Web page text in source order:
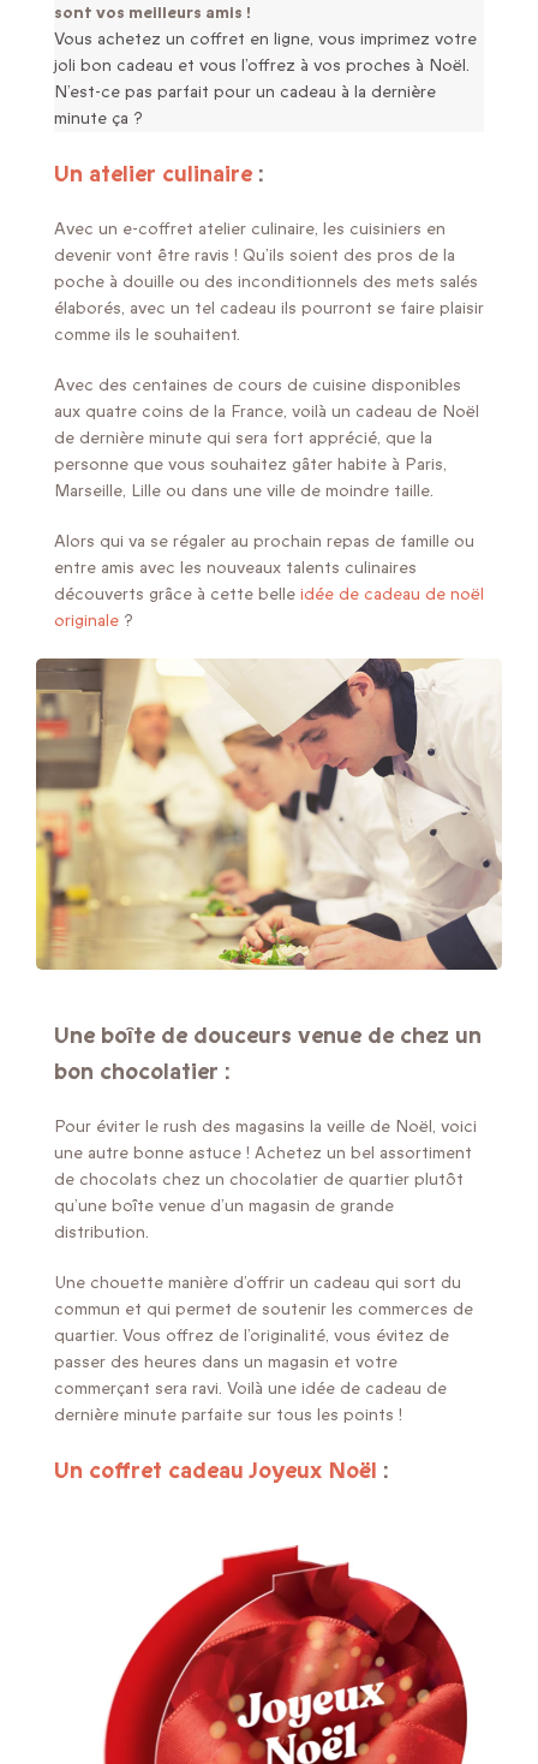
sont vos meilleurs amis !
Vous achetez un coffret en ligne, vous imprimez votre
joli bon cadeau et vous l’offrez à vos proches à Noël.
N’est-ce pas parfait pour un cadeau à la dernière
minute ça ?
Un atelier culinaire:
Avec un e-coffret atelier culinaire, les cuisiniers en
devenir vont être ravis ! Qu’ils soient des pros de la
poche à douille ou des inconditionnels des mets salés
élaborés, avec un tel cadeau ils pourront se faire plaisir
comme ils le souhaitent.
Avec des centaines de cours de cuisine disponibles
aux quatre coins de la France, voilà un cadeau de Noël
de dernière minute qui sera fort apprécié, que la
personne que vous souhaitez gâter habite à Paris,
Marseille, Lille ou dans une ville de moindre taille.
Alors qui va se régaler au prochain repas de famille ou
entre amis avec les nouveaux talents culinaires
découverts grâce à cette belle idée de cadeau de noël
originale ?
Une boîte de douceurs venue de chez un
bon chocolatier :
Pour éviter le rush des magasins la veille de Noël, voici
une autre bonne astuce ! Achetez un bel assortiment
de chocolats chez un chocolatier de quartier plutôt
qu’une boîte venue d’un magasin de grande
distribution.
Une chouette manière d’offrir un cadeau qui sort du
commun et qui permet de soutenir les commerces de
quartier. Vous offrez de l’originalité, vous évitez de
passer des heures dans un magasin et votre
commerçant sera ravi. Voilà une idée de cadeau de
dernière minute parfaite sur tous les points !
Un coffret cadeau Joyeux Noël :